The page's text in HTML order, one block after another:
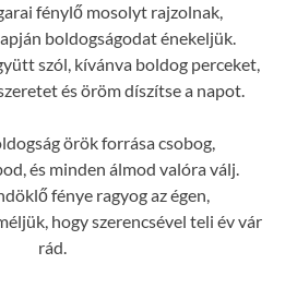
fénylő mosolyt rajzolnak,
boldogságodat énekeljük.
szól, kívánva boldog perceket,
és öröm díszítse a napot.
örök forrása csobog,
és minden álmod valóra válj.
fénye ragyog az égen,
hogy szerencsével teli év vár
rád.